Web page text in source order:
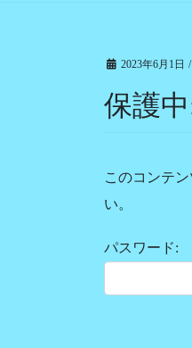
2023年6月1日
保護
このコンテ
い。
パスワード: